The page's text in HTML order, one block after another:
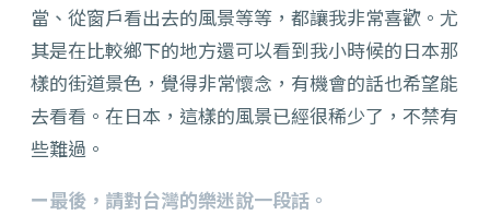
當、從窗戶看出去的風景等等，都讓我非常喜歡。尤
其是在比較鄉下的地方還可以看到我小時候的日本那
樣的街道景色，覺得非常懷念，有機會的話也希望能
去看看。在日本，這樣的風景已經很稀少了，不禁有
些難過。
ー最後，請對台灣的樂迷說一段話。